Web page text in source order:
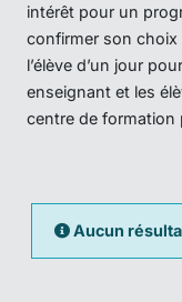
intérêt pour un
confirmer son choix
l’élève d’un jour
enseignant et les
centre de formation
Aucun